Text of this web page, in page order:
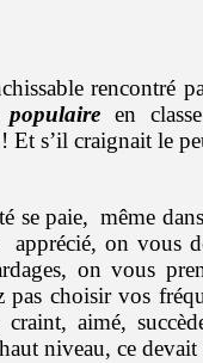
rencontré
populaireen
Et s’il craignait le
se paie, même
on vous
on vous
choisir vos
aimé,
niveau, ce